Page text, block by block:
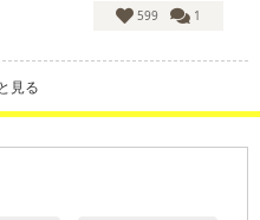
だき、お届けする商品セット
し込みください。
599
1
見る